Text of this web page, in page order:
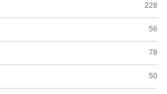
228
56
78
50